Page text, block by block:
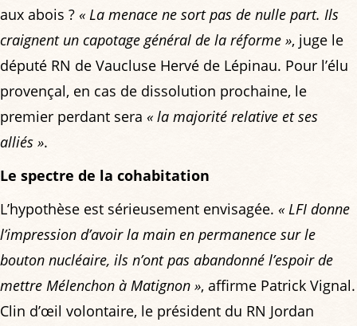
aux abois ? « La menace ne sort pas de nulle part. Ils
craignent un capotage général de la réforme », juge le
député RN de Vaucluse Hervé de Lépinau. Pour l’élu
provençal, en cas de dissolution prochaine, le
premier perdant sera « la majorité relative et ses
alliés ».
Le spectre de la cohabitation
L’hypothèse est sérieusement envisagée. « LFI donne
l’impression d’avoir la main en permanence sur le
bouton nucléaire, ils n’ont pas abandonné l’espoir de
mettre Mélenchon à Matignon », affirme Patrick Vignal.
Clin d’œil volontaire, le président du RN Jordan